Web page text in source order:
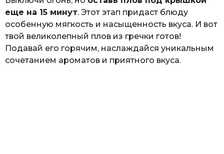
еще на 15 минут. Этот этап придаст блюду
особенную мягкость и насыщенность вкуса. И вот
твой великолепный плов из гречки готов!
Подавай его горячим, наслаждайся уникальным
сочетанием ароматов и приятного вкуса.